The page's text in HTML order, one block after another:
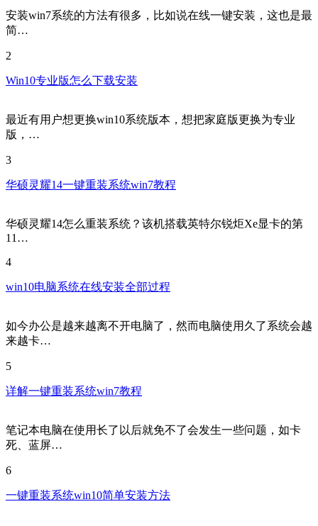
安装win7系统的方法有很多，比如说在线一键安装，这也是最
简…
2
Win10专业版怎么下载安装
最近有用户想更换win10系统版本，想把家庭版更换为专业
版，…
3
华硕灵耀14一键重装系统win7教程
华硕灵耀14怎么重装系统？该机搭载英特尔锐炬Xe显卡的第
11…
4
win10电脑系统在线安装全部过程
如今办公是越来越离不开电脑了，然而电脑使用久了系统会越
来越卡…
5
详解一键重装系统win7教程
笔记本电脑在使用长了以后就免不了会发生一些问题，如卡
死、蓝屏…
6
一键重装系统win10简单安装方法